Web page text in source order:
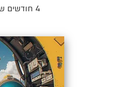
4 חודשים של התמקצעות במה שהשוק באמת צריך עכשיו.